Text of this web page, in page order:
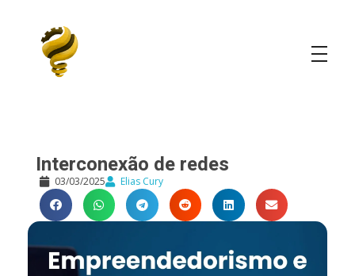
Interconexão de redes
03/03/2025 Elias Cury